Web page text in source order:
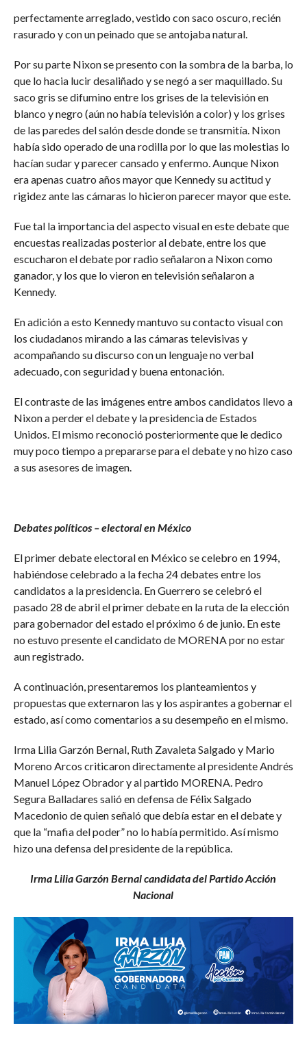
perfectamente arreglado, vestido con saco oscuro, recién
rasurado y con un peinado que se antojaba natural.
Por su parte Nixon se presento con la sombra de la barba, lo
que lo hacia lucir desaliñado y se negó a ser maquillado. Su
saco gris se difumino entre los grises de la televisión en
blanco y negro (aún no había televisión a color) y los grises
de las paredes del salón desde donde se transmitía. Nixon
había sido operado de una rodilla por lo que las molestias lo
hacían sudar y parecer cansado y enfermo. Aunque Nixon
era apenas cuatro años mayor que Kennedy su actitud y
rigidez ante las cámaras lo hicieron parecer mayor que este.
Fue tal la importancia del aspecto visual en este debate que
encuestas realizadas posterior al debate, entre los que
escucharon el debate por radio señalaron a Nixon como
ganador, y los que lo vieron en televisión señalaron a
Kennedy.
En adición a esto Kennedy mantuvo su contacto visual con
los ciudadanos mirando a las cámaras televisivas y
acompañando su discurso con un lenguaje no verbal
adecuado, con seguridad y buena entonación.
El contraste de las imágenes entre ambos candidatos llevo a
Nixon a perder el debate y la presidencia de Estados
Unidos. El mismo reconoció posteriormente que le dedico
muy poco tiempo a prepararse para el debate y no hizo caso
a sus asesores de imagen.
Debates políticos – electoral en México
El primer debate electoral en México se celebro en 1994,
habiéndose celebrado a la fecha 24 debates entre los
candidatos a la presidencia. En Guerrero se celebró el
pasado 28 de abril el primer debate en la ruta de la elección
para gobernador del estado el próximo 6 de junio. En este
no estuvo presente el candidato de MORENA por no estar
aun registrado.
A continuación, presentaremos los planteamientos y
propuestas que externaron las y los aspirantes a gobernar el
estado, así como comentarios a su desempeño en el mismo.
Irma Lilia Garzón Bernal, Ruth Zavaleta Salgado y Mario
Moreno Arcos criticaron directamente al presidente Andrés
Manuel López Obrador y al partido MORENA. Pedro
Segura Balladares salió en defensa de Félix Salgado
Macedonio de quien señaló que debía estar en el debate y
que la “mafia del poder” no lo había permitido. Así mismo
hizo una defensa del presidente de la república.
Irma Lilia Garzón Bernal candidata del Partido Acción
Nacional